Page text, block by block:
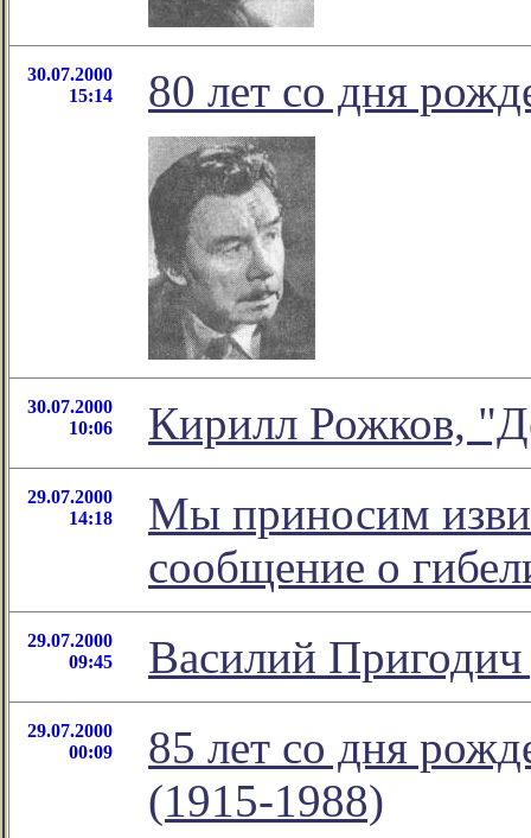
30.07.2000
15:14
80 лет со дня
30.07.2000
10:06
Кирилл Рожков,
29.07.2000
14:18
Мы приносим
сообщение о
29.07.2000
09:45
Василий
29.07.2000
00:09
85 лет со дня
(1915-1988)